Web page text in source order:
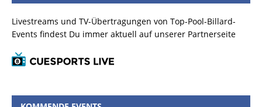
Livestreams und TV-Übertragungen von Top-Pool-Billard-
Events findest Du immer aktuell auf unserer Partnerseite